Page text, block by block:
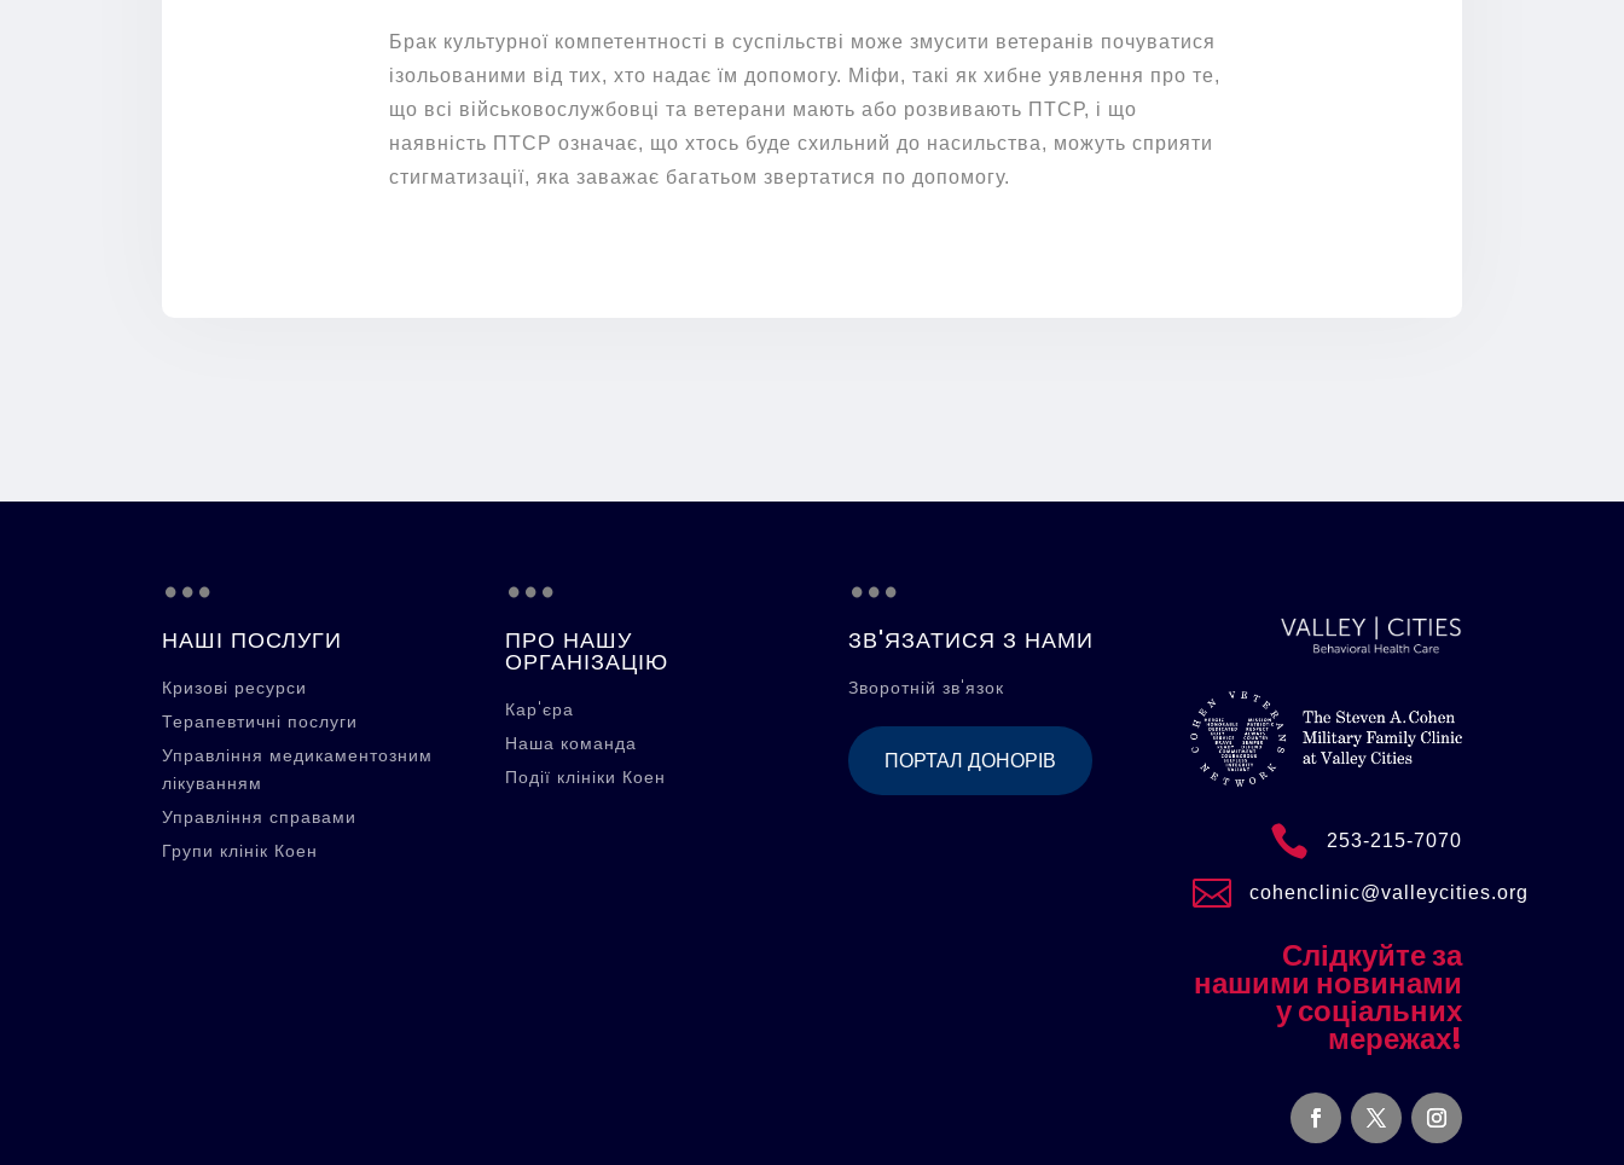
Брак культурної компетентності в суспільстві може змусити ветеранів почуватися
ізольованими від тих, хто надає їм допомогу. Міфи, такі як хибне уявлення про те,
що всі військовослужбовці та ветерани мають або розвивають ПТСР, і що
наявність ПТСР означає, що хтось буде схильний до насильства, можуть сприяти
стигматизації, яка заважає багатьом звертатися по допомогу.
...
НАШІ ПОСЛУГИ
Кризові ресурси
Терапевтичні послуги
Управління медикаментозним
лікуванням
Управління справами
Групи клінік Коен
...
ПРО НАШУ
ОРГАНІЗАЦІЮ
Кар'єра
Наша команда
Події клініки Коен
...
ЗВ'ЯЗАТИСЯ З НАМИ
Зворотній зв'язок
ПОРТАЛ ДОНОРІВ
 253-215-7070
 cohenclinic@valleycities.org
Слідкуйте за
нашими новинами
у соціальних
мережах!